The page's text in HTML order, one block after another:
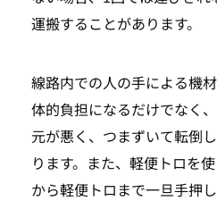
運搬することがあります。
線路内での人の手による機
体的負担になるだけでなく
元が悪く、つまずいて転倒
ります。また、軽便トロを
から軽便トロまで一旦手押